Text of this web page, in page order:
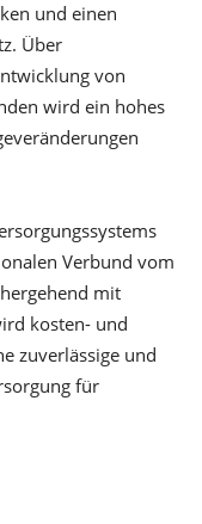
und einen
Über
von
wird ein hohes
Verbund vom
mit
kosten- und
zuverlässige und
für